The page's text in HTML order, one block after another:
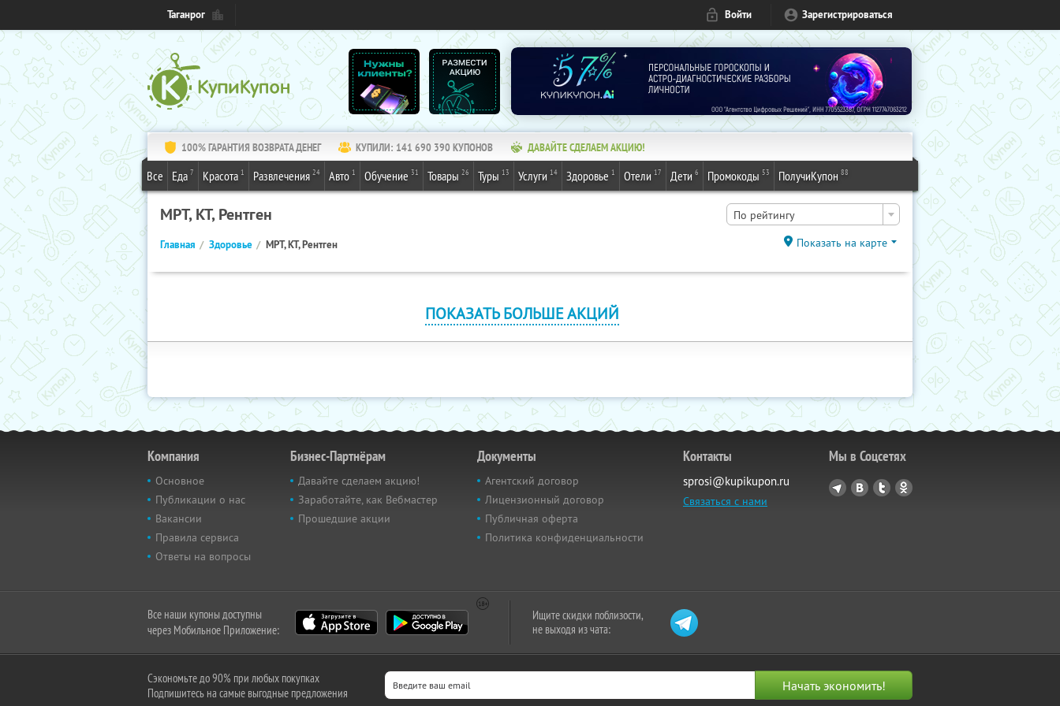
Таганрог Войти Зарегистрироваться
100% ГАРАНТИЯ ВОЗВРАТА ДЕНЕГ КУПИЛИ: 141 690 390КУПОНОВ ДАВАЙТЕ СДЕЛАЕМ АКЦИЮ!
Все Еда 7 Красота 1 Развлечения 24 Авто 1 Обучение 31 Товары 26 Туры 13 Услуги 14 Здоровье 1 Отели 17 Дети 6 Промокоды 53 ПолучиКупон 88
МРТ, КТ, Рентген По рейтингу
Главная Здоровье МРТ, КТ, Рентген Показать на карте
ПОКАЗАТЬ БОЛЬШЕ АКЦИЙ
Компания
Основное
Публикации о нас
Вакансии
Правила сервиса
Ответы на вопросы
Бизнес-Партнёрам
Давайте сделаем акцию!
Заработайте, как Вебмастер
Прошедшие акции
Документы
Агентский договор
Лицензионный договор
Публичная оферта
Политика конфиденциальности
Контакты
sprosi@kupikupon.ru
Связаться с нами
Мы в Соцсетях
Все наши купоны доступны
через Мобильное Приложение:
Ищите скидки поблизости,
не выходя из чата:
Сэкономьте до 90% при любых покупках
Подпишитесь на самые выгодные предложения